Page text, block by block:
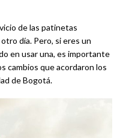
de las patinetas
día. Pero, si eres un
en usar una, es importante
cambios que acordaron los
de Bogotá.